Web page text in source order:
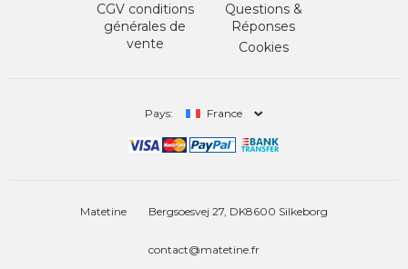
CGV conditions
générales de
vente
Questions &
Réponses
Cookies
Pays: France
Matetine Bergsoesvej 27, DK8600 Silkeborg
contact@matetine.fr